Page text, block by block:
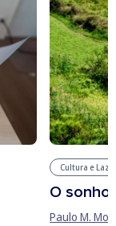
Cultura e
O sonho
Paulo M.